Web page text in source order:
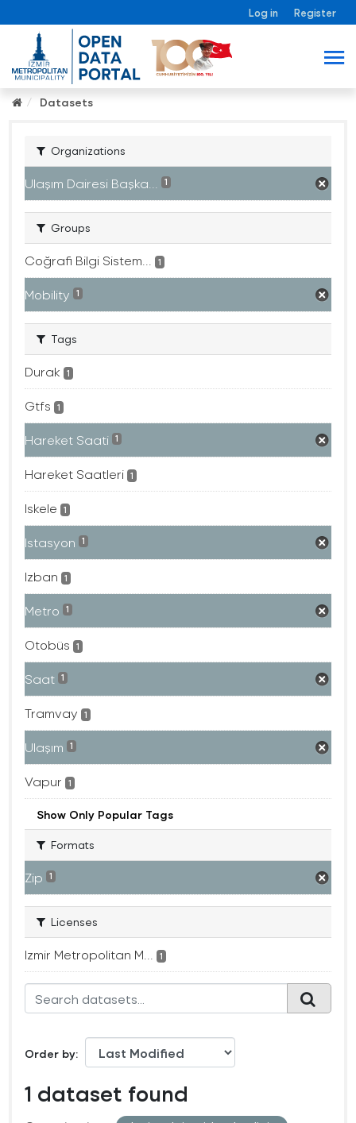
Log in Register
Datasets
Organizations
Ulaşım Dairesi Başka... 1
Groups
Coğrafi Bilgi Sistem... 1
Mobility 1
Tags
Durak 1
Gtfs 1
Hareket Saati 1
Hareket Saatleri 1
Iskele 1
Istasyon 1
Izban 1
Metro 1
Otobüs 1
Saat 1
Tramvay 1
Ulaşım 1
Vapur 1
Show Only Popular Tags
Formats
Zip 1
Licenses
Izmir Metropolitan M... 1
Order by
1 dataset found